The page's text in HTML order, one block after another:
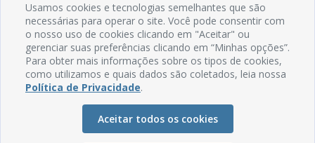
Email: comunicacao@mamanguape.pb.gov.br
Expediente: Segunda à Sexta, das 08h às 13h
Mapa do Site
Perguntas frequentes
Glossário
Usamos cookies e tecnologias semelhantes que são
necessárias para operar o site. Você pode consentir com
o nosso uso de cookies clicando em "Aceitar" ou
gerenciar suas preferências clicando em “Minhas opções”.
Para obter mais informações sobre os tipos de cookies,
como utilizamos e quais dados são coletados, leia nossa
Política de Privacidade.
Aceitar todos os cookies